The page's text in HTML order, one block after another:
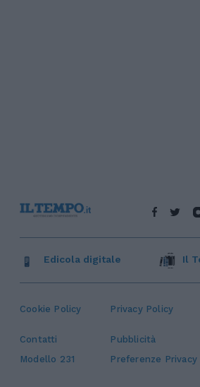
Cookie Policy Privacy Policy
Contatti Pubblicità
Modello 231
Preferenze Privacy
Edicola digitale Il